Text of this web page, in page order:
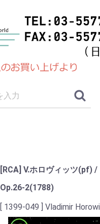
[RCA] V.ホロヴィッツ(pf)
Op.26-2(1788)
[ 1399-049 ] Vladimir